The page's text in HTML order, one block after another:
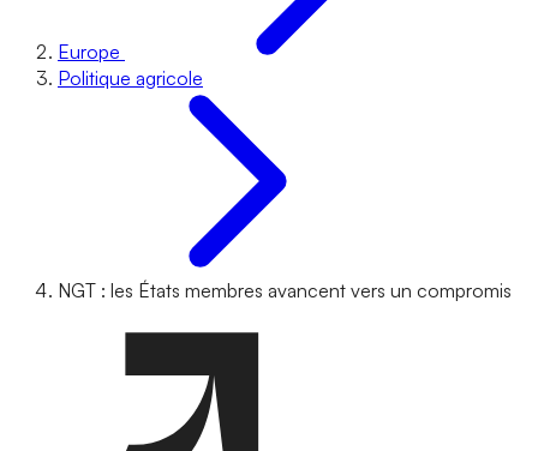
Europe
Politique agricole
NGT : les États membres avancent vers un compromis